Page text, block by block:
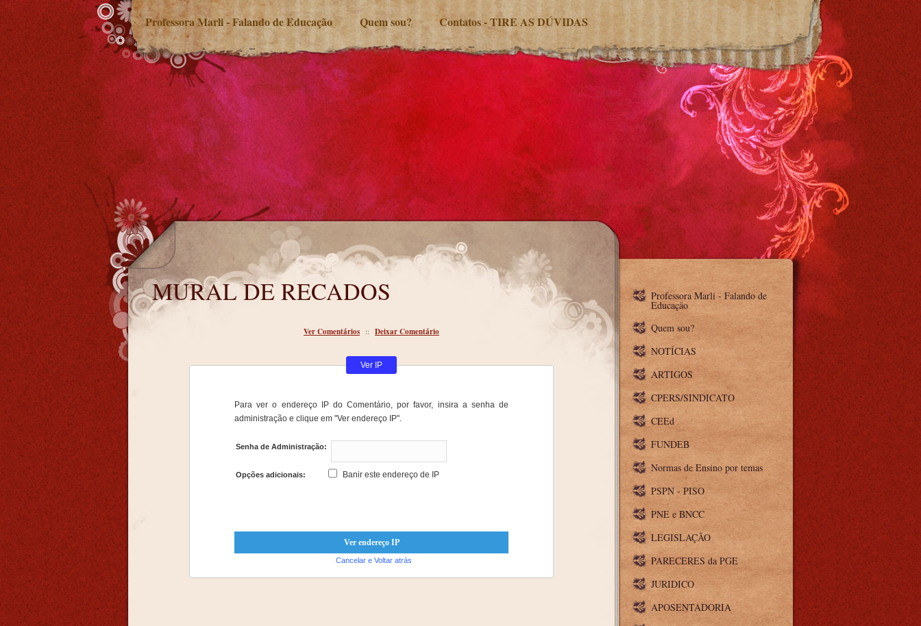
Professora Marli - Falando de Educação Quem sou? Contatos - TIRE AS DÚVIDAS
MURAL DE RECADOS
MURAL DE RECADOS
Ver Comentários :: Deixar Comentário
Ver IP
Para ver o endereço IP do Comentário, por favor, insira a senha de
administração e clique em "Ver endereço IP".
Senha de Administração:
Opções adicionais: Banir este endereço de IP
Cancelar e Voltar atrás
Professora Marli - Falando de
Educação
Quem sou?
NOTÍCIAS
ARTIGOS
CPERS/SINDICATO
CEEd
FUNDEB
Normas de Ensino por temas
PSPN - PISO
PNE e BNCC
LEGISLAÇÃO
PARECERES da PGE
JURIDICO
APOSENTADORIA